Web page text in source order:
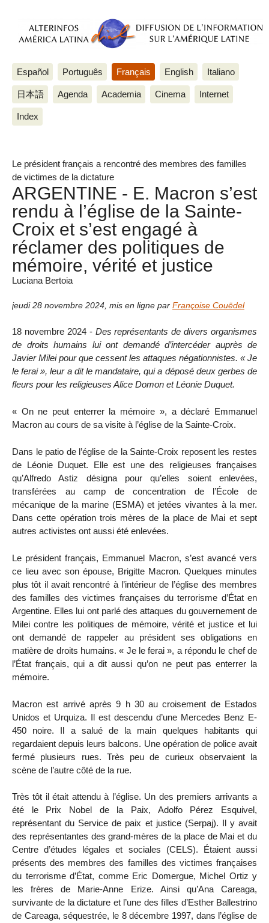
Español Português Français English Italiano
日本語 Agenda Academia Cinema Internet
Index
Le président français a rencontré des membres des familles
de victimes de la dictature
ARGENTINE - E. Macron s’est
rendu à l’église de la Sainte-
Croix et s’est engagé à
réclamer des politiques de
mémoire, vérité et justice
Luciana Bertoia
jeudi 28 novembre 2024 mis en ligne par Françoise Couëdel
18 novembre 2024 - Des représentants de divers organismes
de droits humains lui ont demandé d’intercéder auprès de
Javier Milei pour que cessent les attaques négationnistes. « Je
le ferai », leur a dit le mandataire, qui a déposé deux gerbes de
fleurs pour les religieuses Alice Domon et Léonie Duquet.
« On ne peut enterrer la mémoire », a déclaré Emmanuel
Macron au cours de sa visite à l’église de la Sainte-Croix.
Dans le patio de l’église de la Sainte-Croix reposent les restes
de Léonie Duquet. Elle est une des religieuses françaises
qu’Alfredo Astiz désigna pour qu’elles soient enlevées,
transférées au camp de concentration de l’École de
mécanique de la marine (ESMA) et jetées vivantes à la mer.
Dans cette opération trois mères de la place de Mai et sept
autres activistes ont aussi été enlevées.
Le président français, Emmanuel Macron, s’est avancé vers
ce lieu avec son épouse, Brigitte Macron. Quelques minutes
plus tôt il avait rencontré à l’intérieur de l’église des membres
des familles des victimes françaises du terrorisme d’État en
Argentine. Elles lui ont parlé des attaques du gouvernement de
Milei contre les politiques de mémoire, vérité et justice et lui
ont demandé de rappeler au président ses obligations en
matière de droits humains. « Je le ferai », a répondu le chef de
l’État français, qui a dit aussi qu’on ne peut pas enterrer la
mémoire.
Macron est arrivé après 9 h 30 au croisement de Estados
Unidos et Urquiza. Il est descendu d’une Mercedes Benz E-
450 noire. Il a salué de la main quelques habitants qui
regardaient depuis leurs balcons. Une opération de police avait
fermé plusieurs rues. Très peu de curieux observaient la
scène de l’autre côté de la rue.
Très tôt il était attendu à l’église. Un des premiers arrivants a
été le Prix Nobel de la Paix, Adolfo Pérez Esquivel,
représentant du Service de paix et justice (Serpaj). Il y avait
des représentantes des grand-mères de la place de Mai et du
Centre d’études légales et sociales (CELS). Étaient aussi
présents des membres des familles des victimes françaises
du terrorisme d’État, comme Eric Domergue, Michel Ortiz y
les frères de Marie-Anne Erize. Ainsi qu’Ana Careaga,
survivante de la dictature et l’une des filles d’Esther Ballestrino
de Careaga, séquestrée, le 8 décembre 1997, dans l’église de